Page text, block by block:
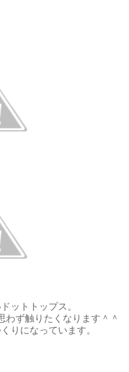
ットトップス。
わず触りたくなります＾＾
りになっています。